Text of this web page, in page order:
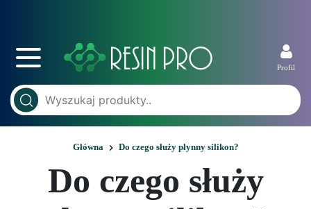
Profil
Główna Do czego służy płynny silikon?
Do czego służy